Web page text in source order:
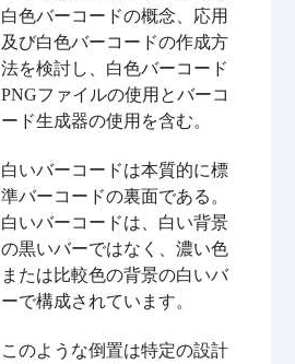
白色バーコードの概念、応用
及び白色バーコードの作成方
法を検討し、白色バーコード
PNGファイルの使用とバーコ
ード生成器の使用を含む。
白いバーコードは本質的に標
準バーコードの裏面である。
白いバーコードは、白い背景
の黒いバーではなく、濃い色
または比較色の背景の白いバ
ーで構成されています。
このような倒置は特定の設計